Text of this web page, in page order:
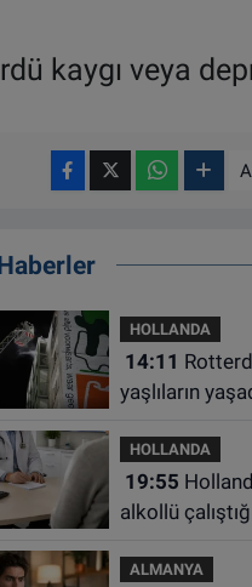
kaygı veya
A
HOLLANDA
14:11
yaşlıların
yangında bir
HOLLANDA
19:55
alkollü
çalışma yasağı
ALMANYA